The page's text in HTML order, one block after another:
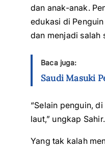
dan anak-anak.
edukasi di
dan menjadi salah
Baca juga:
Saudi Masuki
“Selain penguin,
laut,” ungkap Sahir.
Yang tak kalah